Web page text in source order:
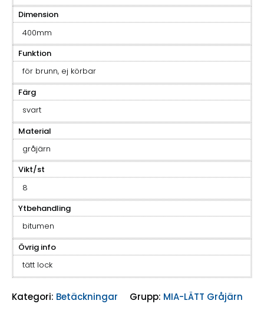
Dimension
400mm
Funktion
för brunn, ej körbar
Färg
svart
Material
gråjärn
Vikt/st
8
Ytbehandling
bitumen
Övrig info
tätt lock
Kategori: Betäckningar Grupp: MIA-LÄTT Gråjärn